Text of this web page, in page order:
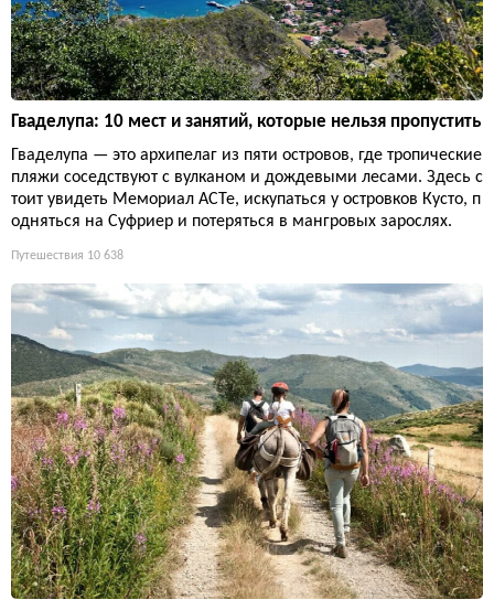
Гваделупа: 10 мест и занятий, которые нельзя пропустить
Гваделупа — это архипелаг из пяти островов, где тропические
пляжи соседствуют с вулканом и дождевыми лесами. Здесь с
тоит увидеть Мемориал ACTe, искупаться у островков Кусто, п
одняться на Суфриер и потеряться в мангровых зарослях.
Путешествия 10 638